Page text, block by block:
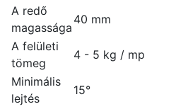
A redő
magassága
40 mm
A felületi
tömeg
4 - 5 kg / mp
Minimális
lejtés
15°